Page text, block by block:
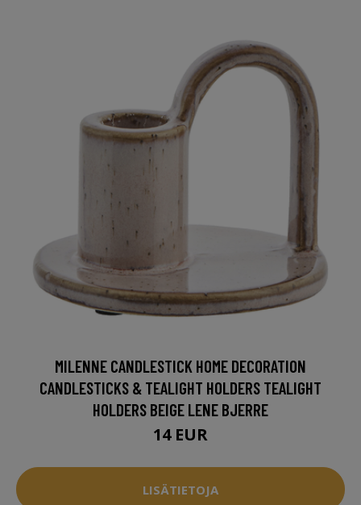
MILENNE CANDLESTICK HOME DECORATION
CANDLESTICKS & TEALIGHT HOLDERS TEALIGHT
HOLDERS BEIGE LENE BJERRE
14 EUR
LISÄTIETOJA